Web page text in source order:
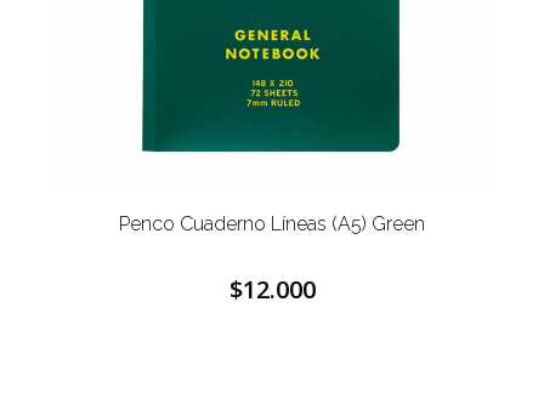
Penco Cuaderno Líneas (A5) Green
$12.000